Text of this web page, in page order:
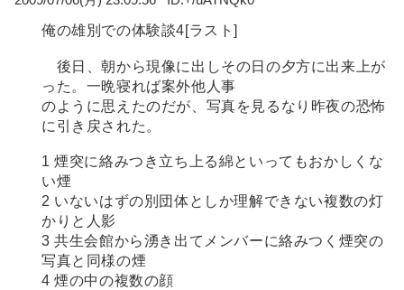
俺の雄別での体験談4[ラスト]
後日、朝から現像に出しその日の夕方に出来上が
った。一晩寝れば案外他人事
のように思えたのだが、写真を見るなり昨夜の恐怖
に引き戻された。
1 煙突に絡みつき立ち上る綿といってもおかしくな
い煙
2 いないはずの別団体としか理解できない複数の灯
かりと人影
3 共生会館から湧き出てメンバーに絡みつく煙突の
写真と同様の煙
4 煙の中の複数の顔